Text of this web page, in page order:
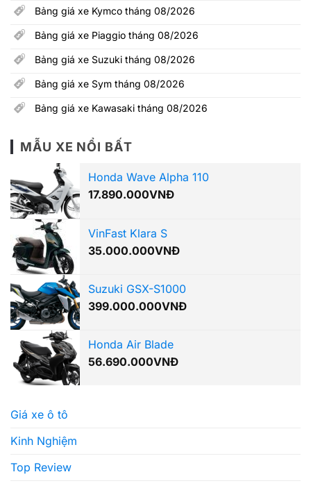
Bảng giá xe Kymco tháng 08/2026
Bảng giá xe Piaggio tháng 08/2026
Bảng giá xe Suzuki tháng 08/2026
Bảng giá xe Sym tháng 08/2026
Bảng giá xe Kawasaki tháng 08/2026
MẪU XE NỔI BẤT
Honda Wave Alpha 110
17.890.000VNĐ
VinFast Klara S
35.000.000VNĐ
Suzuki GSX-S1000
399.000.000VNĐ
Honda Air Blade
56.690.000VNĐ
Giá xe ô tô
Kinh Nghiệm
Top Review